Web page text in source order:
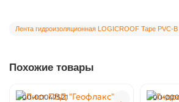
Лента гидроизоляционная LOGICROOF Tape PVC-B
Похожие товары
00-00047521 00-